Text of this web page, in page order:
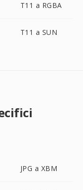
T11 a RGBA
T11 a SUN
JPG a XBM